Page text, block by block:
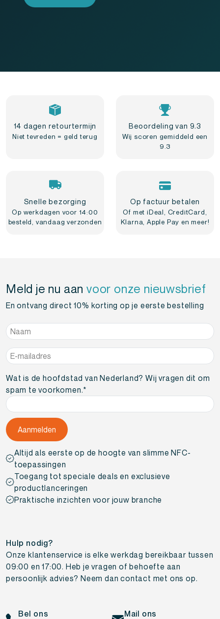
14 dagen retourtermijn
Niet tevreden = geld terug
Beoordeling van 9.3
Wij scoren gemiddeld een
9.3
Snelle bezorging
Op werkdagen voor 14:00
besteld, vandaag verzonden
Op factuur betalen
Of met iDeal, CreditCard,
Klarna, Apple Pay en meer!
Meld je nu aanvoor onze nieuwsbrief
En ontvang direct 10% korting op je eerste bestelling
Naam*
E-
mailadres*
Wat is de hoofdstad van Nederland? Wij vragen dit om
spam te voorkomen.*
Altijd als eerste op de hoogte van slimme NFC-
toepassingen
Toegang tot speciale deals en exclusieve
productlanceringen
Praktische inzichten voor jouw branche
Hulp nodig?
Onze klantenservice is elke werkdag bereikbaar tussen
09:00 en 17:00. Heb je vragen of behoefte aan
persoonlijk advies? Neem dan contact met ons op.
Bel ons
Mail ons